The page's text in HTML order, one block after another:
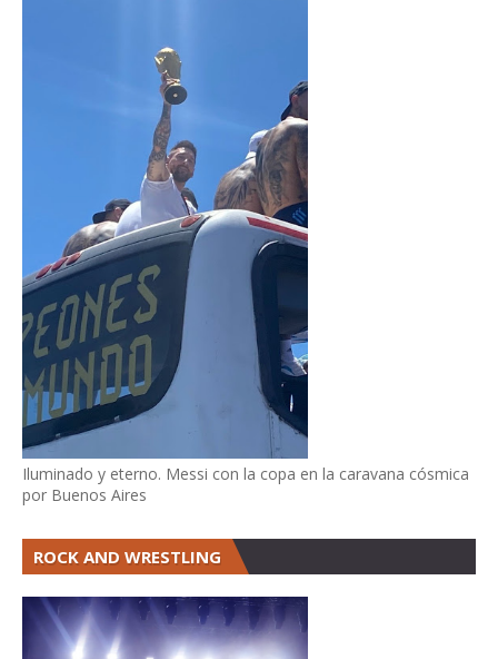
Iluminado y eterno. Messi con la copa en la caravana cósmica
por Buenos Aires
ROCK AND WRESTLING